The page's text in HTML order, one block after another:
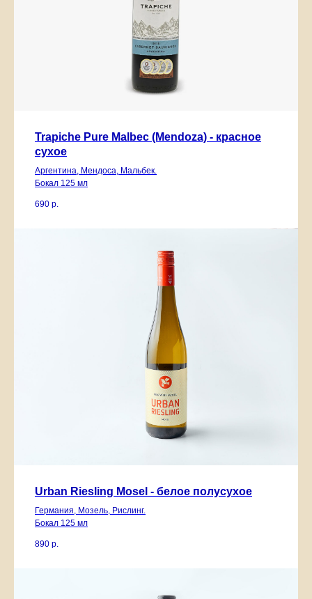
Trapiche Pure Malbec (Mendoza) - красное
сухое
Аргентина, Мендоса, Мальбек.
Бокал 125 мл
690 р.
Urban Riesling Mosel - белое полусухое
Германия, Мозель, Рислинг.
Бокал 125 мл
890 р.